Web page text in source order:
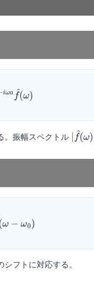
f^(ω)
。振幅スペクトル f^(ω)
ω− ω0)
フトに対応する。